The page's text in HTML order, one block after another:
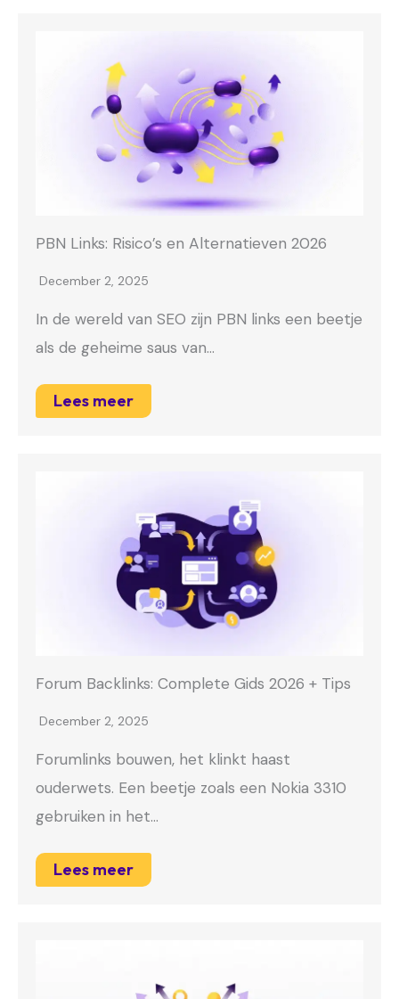
PBN Links: Risico’s en Alternatieven 2026
December 2, 2025
In de wereld van SEO zijn PBN links een beetje
als de geheime saus van…
Lees meer
Forum Backlinks: Complete Gids 2026 + Tips
December 2, 2025
Forumlinks bouwen, het klinkt haast
ouderwets. Een beetje zoals een Nokia 3310
gebruiken in het…
Lees meer